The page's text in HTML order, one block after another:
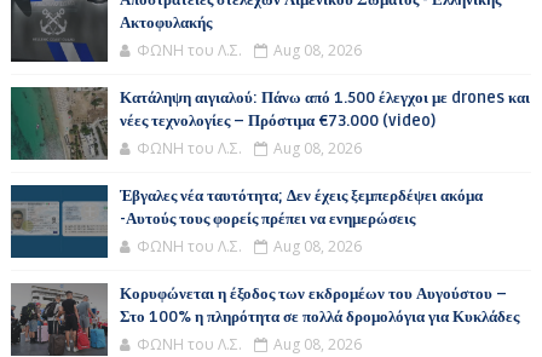
Ακτοφυλακής
ΦΩΝΗ του Λ.Σ. Aug 08, 2026
Κατάληψη αιγιαλού: Πάνω από 1.500 έλεγχοι με drones και
νέες τεχνολογίες – Πρόστιμα €73.000 (video)
ΦΩΝΗ του Λ.Σ. Aug 08, 2026
Έβγαλες νέα ταυτότητα; Δεν έχεις ξεμπερδέψει ακόμα
-Αυτούς τους φορείς πρέπει να ενημερώσεις
ΦΩΝΗ του Λ.Σ. Aug 08, 2026
Κορυφώνεται η έξοδος των εκδρομέων του Αυγούστου –
Στο 100% η πληρότητα σε πολλά δρομολόγια για Κυκλάδες
ΦΩΝΗ του Λ.Σ. Aug 08, 2026